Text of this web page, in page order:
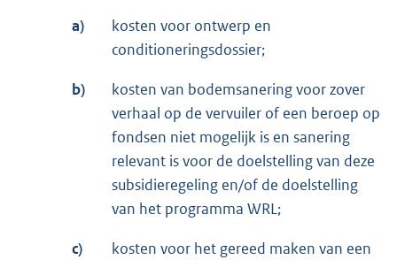
a)
kosten voor ontwerp en
conditioneringsdossier;
b)
kosten van bodemsanering voor zover
verhaal op de vervuiler of een beroep op
fondsen niet mogelijk is en sanering
relevant is voor de doelstelling van deze
subsidieregeling en/of de doelstelling
van het programma WRL;
c)
kosten voor het gereed maken van een